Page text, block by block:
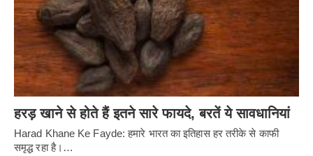
हरड़ खाने से होते हैं इतने सारे फायदे, बरतें ये सावधानियां
Harad Khane Ke Fayde: हमारे भारत का इतिहास हर तरीके से काफी
समृद्ध रहा है।…